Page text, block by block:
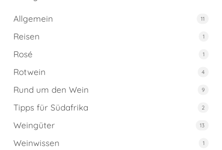
Allgemein 11
Reisen 1
Rosé 1
Rotwein 4
Rund um den Wein 9
Tipps für Südafrika 2
Weingüter 13
Weinwissen 1